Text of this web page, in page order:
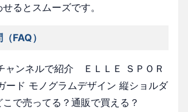
るとスムーズです。
FAQ）
ャンネルで紹介 ＥＬＬＥ ＳＰＯＲ
ード モノグラムデザイン 縦ショルダ
で売ってる？通販で買える？